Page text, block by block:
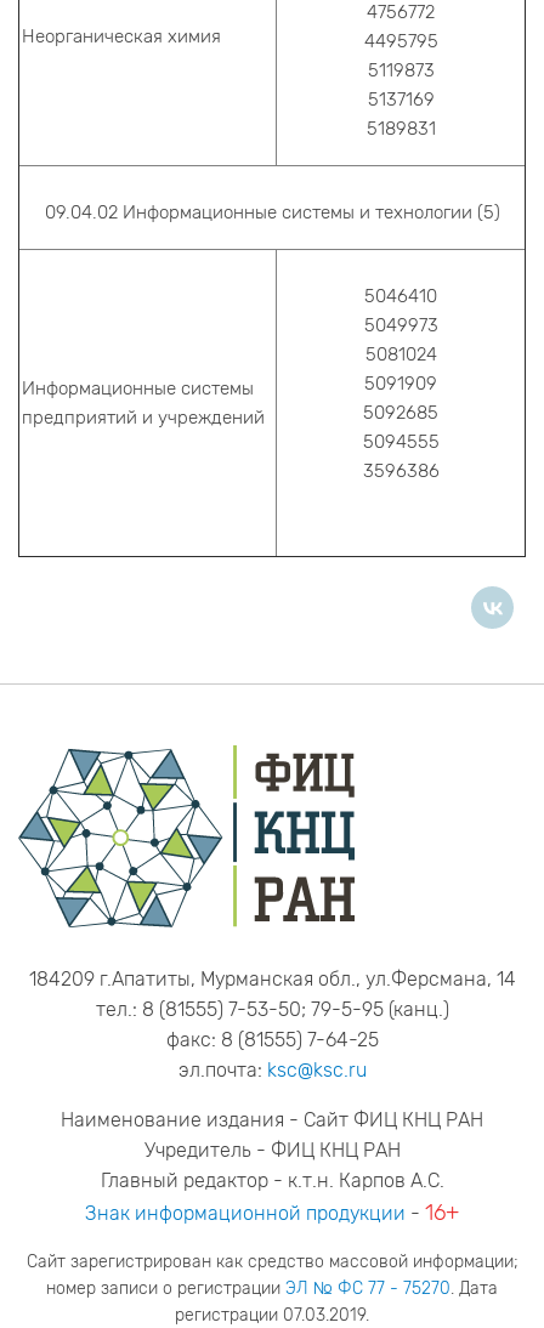
Неорганическая химия
4756772
4495795
5119873
5137169
5189831
09.04.02 Информационные системы и технологии (5)
Информационные системы
предприятий и учреждений
5046410
5049973
5081024
5091909
5092685
5094555
3596386
184209 г.Апатиты, Мурманская обл., ул.Ферсмана, 14
тел.: 8 (81555) 7-53-50; 79-5-95 (канц.)
факс: 8 (81555) 7-64-25
эл.почта: ksc@ksc.ru
Наименование издания - Сайт ФИЦ КНЦ РАН
Учредитель - ФИЦ КНЦ РАН
Главный редактор - к.т.н. Карпов А.С.
Знак информационной продукции - 16+
Сайт зарегистрирован как средство массовой информации;
номер записи о регистрации ЭЛ № ФС 77 - 75270. Дата
регистрации 07.03.2019.